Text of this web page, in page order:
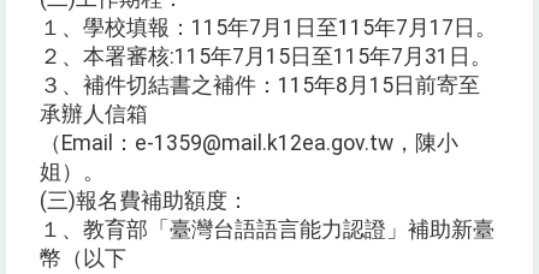
１、學校填報：115年7月1日至115年7月17日。
２、本署審核:115年7月15日至115年7月31日。
３、補件切結書之補件：115年8月15日前寄至
承辦人信箱
（Email：e-1359@mail.k12ea.gov.tw，陳小
姐）。
(三)報名費補助額度：
１、教育部「臺灣台語語言能力認證」補助新臺
幣（以下